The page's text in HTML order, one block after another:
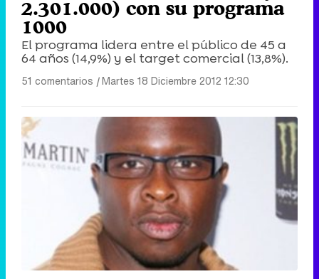
2.301.000) con su programa
1000
El programa lidera entre el público de 45 a
64 años (14,9%) y el target comercial (13,8%).
51 comentarios |Martes 18 Diciembre 2012 12:30